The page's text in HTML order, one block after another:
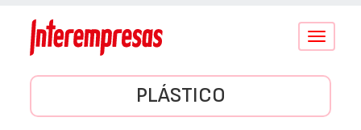
Conmutar
PLÁSTICO